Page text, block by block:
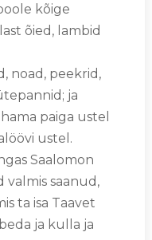
kõige
õied, lambid
noad, peekrid,
ja
paiga ustel
ustel.
Saalomon
valmis saanud,
ta isa Taavet
ja kulla ja